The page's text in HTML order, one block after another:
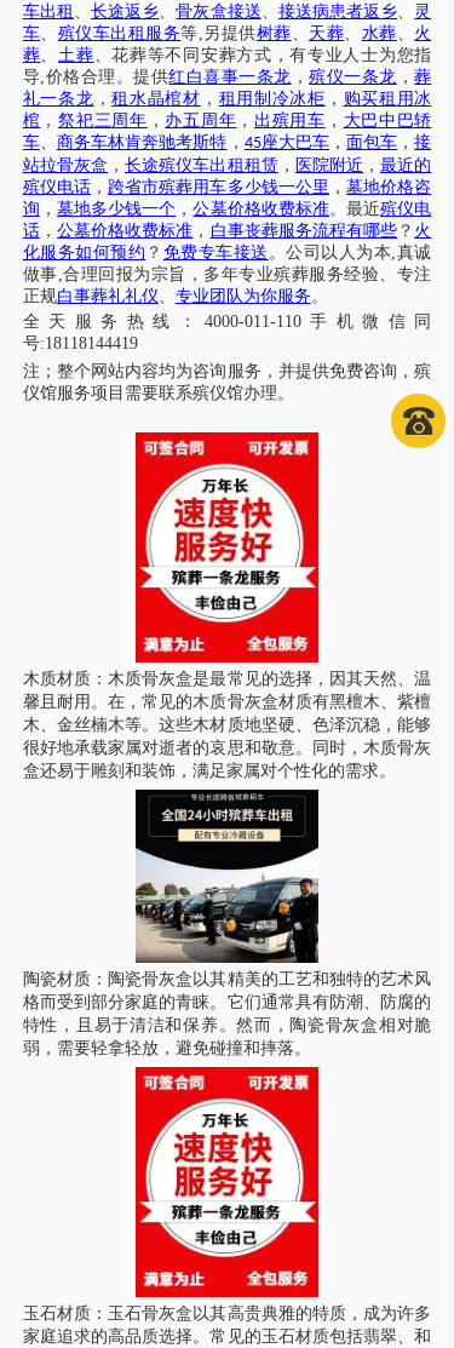
车出租 、长途返乡、骨灰盒接送、 接送病患者返乡、
灵
车、 殡仪车出租服务等,另提供树葬、 天葬、 水葬、 火
葬、土葬、花葬等不同安葬方式，有专业人士为您指
导,价格合理。提供红白喜事一条龙 ，殡仪一条龙 ，葬
礼一条龙 ，租水晶棺材 ， 租用制冷冰柜 ， 购买租用冰
棺 ，祭祀三周年 ， 办五周年 ， 出殡用车 ， 大巴中巴轿
车、 商务车林肯奔驰考斯特 ， 45座大巴车， 面包车 ，接
站拉骨灰盒 ，长途殡仪车出租租赁， 医院附近 ，最近的
殡仪电话 ，跨省市殡葬用车多少钱一公里 ，墓地价格咨
询 ， 墓地多少钱一个 ，公墓价格收费标准。最近殡仪电
话， 公墓价格收费标准 ， 白事丧葬服务流程有哪些 ？ 火
化服务如何预约 ？ 免费专车接送 。公司以人为本,真诚
做事,合理回报为宗旨，多年专业殡葬服务经验、专注
正规白事葬礼礼仪、 专业团队为你服务。
全天服务热线
： 4000-011-110手机微信同
号:18118144419
注； 整个网站内容均为咨询服务，并提供免费咨询，殡
仪馆服务项目需要联系殡仪馆办理。
木质材质：木质骨灰盒是最常见的选择，因其天然、温
馨且耐用。在，常见的木质骨灰盒材质有黑檀木、紫檀
木、金丝楠木等。这些木材质地坚硬、色泽沉稳，能够
很好地承载家属对逝者的哀思和敬意。同时，木质骨灰
盒还易于雕刻和装饰，满足家属对个性化的需求。
陶瓷材质：陶瓷骨灰盒以其精美的工艺和独特的艺术风
格而受到部分家庭的青睐。它们通常具有防潮、防腐的
特性，且易于清洁和保养。然而，陶瓷骨灰盒相对脆
弱，需要轻拿轻放，避免碰撞和摔落。
玉石材质：玉石骨灰盒以其高贵典雅的特质，成为许多
家庭追求的高品质选择。常见的玉石材质包括翡翠、和